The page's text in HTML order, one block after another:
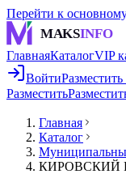
Перейти к
MAKSINFO
ГлавнаяКаталогVIP
Войти
Разместить
Главная
Каталог
КИРОВСКИЙ